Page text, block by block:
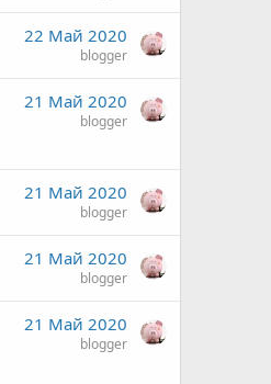
22 Май 2020
blogger
21 Май 2020
blogger
21 Май 2020
blogger
21 Май 2020
blogger
21 Май 2020
blogger